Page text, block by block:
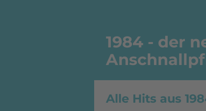
1984 - der
Alle Hits aus